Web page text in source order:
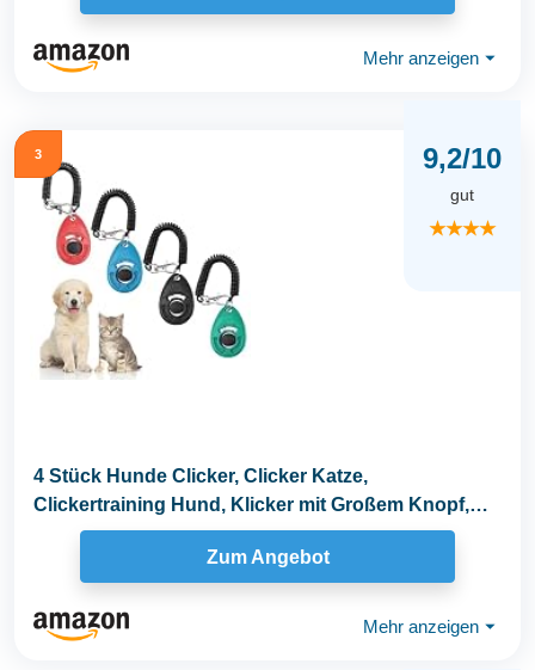
Mehr anzeigen ⏷
3 9,2/10
gut
★★★★
4 Stück Hunde Clicker, Clicker Katze,
Clickertraining Hund, Klicker mit Großem Knopf,
Klicker...
Zum Angebot
Mehr anzeigen ⏷